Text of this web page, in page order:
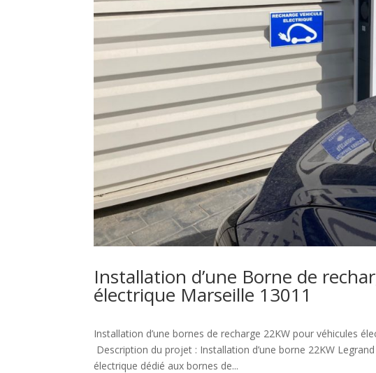
Installation d’une Borne de
électrique Marseille 13011
Installation d’une bornes de recharge 22KW pour véhicules
Description du projet : Installation d’une borne 22KW
électrique dédié aux bornes de...